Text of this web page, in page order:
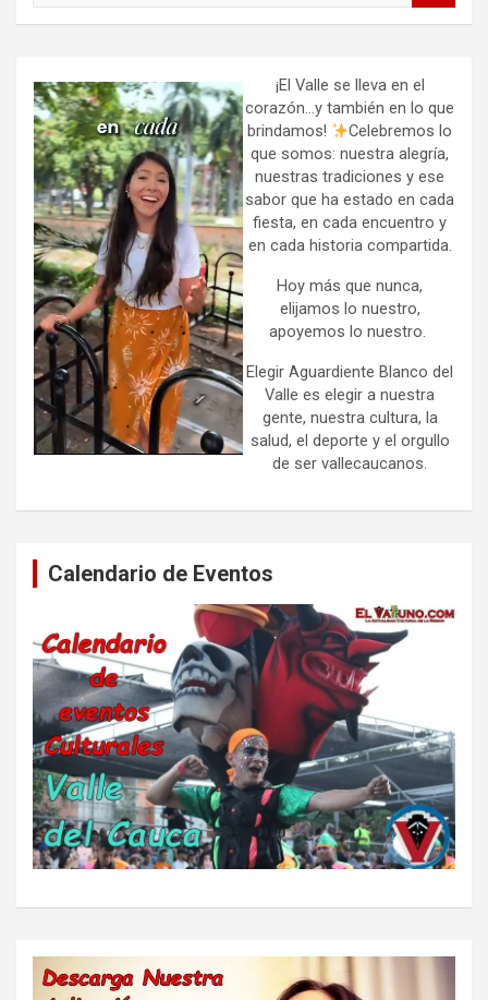
h
¡El Valle se lleva en el
corazón…y también en lo que
brindamos!
Celebremos lo
que somos: nuestra alegría,
nuestras tradiciones y ese
sabor que ha estado en cada
fiesta, en cada encuentro y
en cada historia compartida.
Hoy más que nunca,
elijamos lo nuestro,
apoyemos lo nuestro.
Elegir Aguardiente Blanco del
Valle es elegir a nuestra
gente, nuestra cultura, la
salud, el deporte y el orgullo
de ser vallecaucanos.
Calendario de Eventos